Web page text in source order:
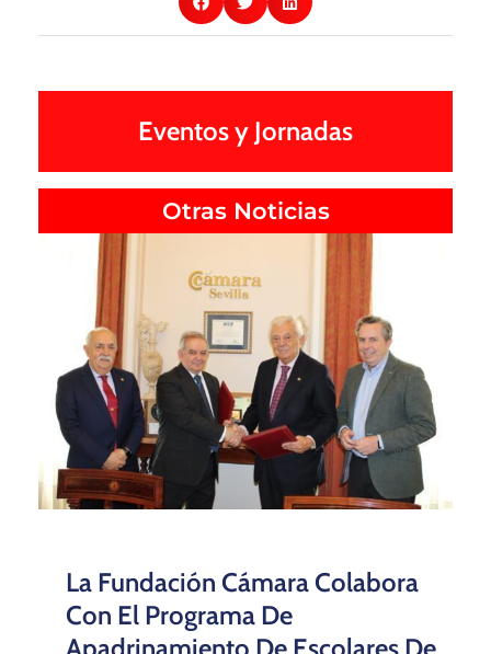
Eventos y Jornadas
Otras Noticias
La Fundación Cámara Colabora
Con El Programa De